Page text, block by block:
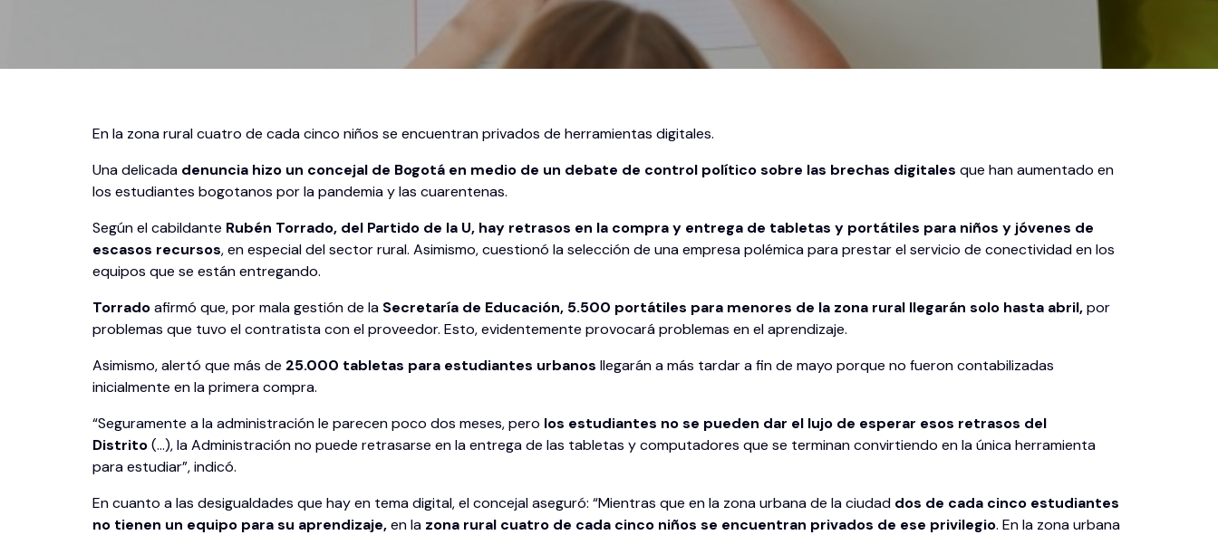
En la zona rural cuatro de cada cinco niños se encuentran privados de herramientas digitales.
Una delicada denuncia hizo un concejal de Bogotá en medio de un debate de control político sobre las brechas digitales que han aumentado en
los estudiantes bogotanos por la pandemia y las cuarentenas.
Según el cabildante Rubén Torrado, del Partido de la U, hay retrasos en la compra y entrega de tabletas y portátiles para niños y jóvenes de
escasos recursos, en especial del sector rural. Asimismo, cuestionó la selección de una empresa polémica para prestar el servicio de conectividad en los
equipos que se están entregando.
Torradoafirmó que, por mala gestión de la Secretaría de Educación, 5.500 portátiles para menores de la zona rural llegarán solo hasta abril,por
problemas que tuvo el contratista con el proveedor. Esto, evidentemente provocará problemas en el aprendizaje.
Asimismo, alertó que más de 25.000 tabletas para estudiantes urbanos llegarán a más tardar a fin de mayo porque no fueron contabilizadas
inicialmente en la primera compra.
“Seguramente a la administración le parecen poco dos meses, pero los estudiantes no se pueden dar el lujo de esperar esos retrasos del
Distrito(…), la Administración no puede retrasarse en la entrega de las tabletas y computadores que se terminan convirtiendo en la única herramienta
para estudiar”, indicó.
En cuanto a las desigualdades que hay en tema digital, el concejal aseguró: “Mientras que en la zona urbana de la ciudad dos de cada cinco estudiantes
no tienen un equipo para su aprendizaje,en la zona rural cuatro de cada cinco niños se encuentran privados de ese privilegio. En la zona urbana